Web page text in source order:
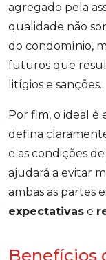
agregado pela
qualidade não
do condomínio,
futuros que
litígios e sanções.
Por fim, o ideal
defina
e as condições
ajudará a evitar
ambas as partes
expectativas e
Benefícios